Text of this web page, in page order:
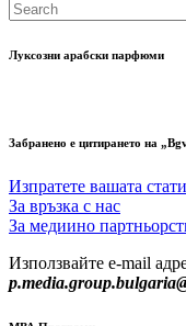
Луксозни арабски парфюми
Забранено е цитирането на
Изпратете вашата
За връзка с нас
За медиино
Използвайте e-mail